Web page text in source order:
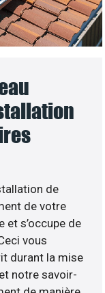
de
de votre
et s’occupe de
vous
durant la mise
notre savoir-